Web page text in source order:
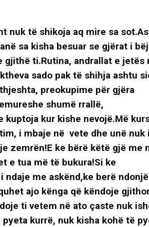
nuk të shikoja aq mire sa
sa kisha besuar se gjërat i
gjithë ti.Rutina, andrallat e jetës
sado pak të shihja ashtu
preokupime për gjëra
shumë rrallë,
kuptoja kur kishe nevojë.Më
i mbaje në vete dhe unë nuk i
zemrën!E ke bërë këtë gjë me
e tua më të bukura!Si ke
ndaje me askënd,ke berë
ajo kënga që këndoje
ti vetem në ato çaste nuk
kurrë, nuk kisha kohë të